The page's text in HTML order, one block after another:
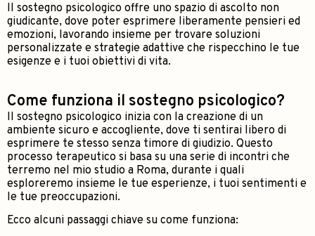
Il sostegno psicologico offre uno spazio di ascolto non
giudicante, dove poter esprimere liberamente pensieri ed
emozioni, lavorando insieme per trovare soluzioni
personalizzate e strategie adattive che rispecchino le tue
esigenze e i tuoi obiettivi di vita.
Come funziona il sostegno psicologico?
Il sostegno psicologico inizia con la creazione di un
ambiente sicuro e accogliente, dove ti sentirai libero di
esprimere te stesso senza timore di giudizio. Questo
processo terapeutico si basa su una serie di incontri che
terremo nel mio studio a Roma, durante i quali
esploreremo insieme le tue esperienze, i tuoi sentimenti e
le tue preoccupazioni.
Ecco alcuni passaggi chiave su come funziona: